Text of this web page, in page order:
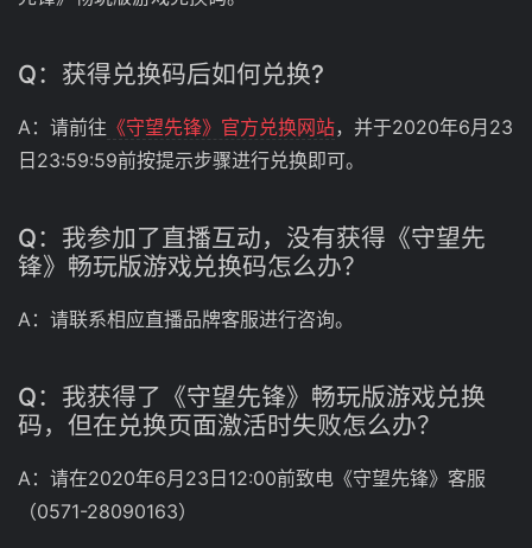
Q：获得兑换码后如何兑换?
A：请前往 《守望先锋》官方兑换网站，并于2020年6月23
日23:59:59前按提示步骤进行兑换即可。
Q：我参加了直播互动，没有获得《守望先
锋》畅玩版游戏兑换码怎么办？
A：请联系相应直播品牌客服进行咨询。
Q：我获得了《守望先锋》畅玩版游戏兑换
码，但在兑换页面激活时失败怎么办？
A：请在2020年6月23日12:00前致电《守望先锋》客服
（0571-28090163）